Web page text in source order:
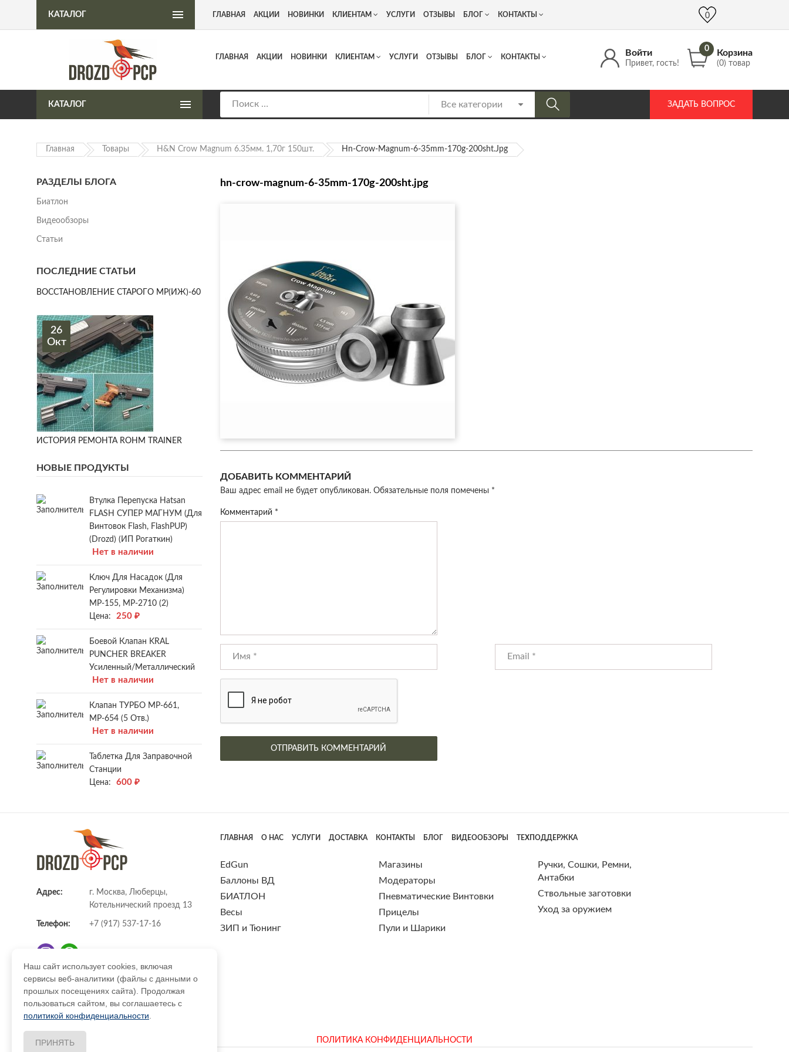
Интернет-магазин пневматического оружия Адрес: г. Москва, Люберцы, Котельнический проезд 13 +7 (917) 537 17 16 info@DrozdPcp.ru
Войти
Привет, гость!
0 Корзина
(0) товар
ГЛАВНАЯ АКЦИИ НОВИНКИ КЛИЕНТАМ УСЛУГИ ОТЗЫВЫ БЛОГ КОНТАКТЫ
КАТАЛОГ ЗАДАТЬ ВОПРОС
КАТАЛОГ ГЛАВНАЯ АКЦИИ НОВИНКИ КЛИЕНТАМ УСЛУГИ ОТЗЫВЫ БЛОГ КОНТАКТЫ 0
Главная Товары H&N Crow Magnum 6.35мм. 1,70г 150шт. Hn-Crow-Magnum-6-35mm-170g-200sht.jpg
hn-crow-magnum-6-35mm-170g-200sht.jpg
ДОБАВИТЬ КОММЕНТАРИЙ
Ваш адрес email не будет опубликован. Обязательные поля помечены *
Комментарий *
РАЗДЕЛЫ БЛОГА
Биатлон
Видеообзоры
Статьи
ПОСЛЕДНИЕ СТАТЬИ
ВОССТАНОВЛЕНИЕ СТАРОГО МР(ИЖ)-60
26
Окт
ИСТОРИЯ РЕМОНТА ROHM TRAINER
НОВЫЕ ПРОДУКТЫ
Втулка Перепуска Hatsan
FLASH СУПЕР МАГНУМ (для
Винтовок Flash, FlashPUP)
(Drozd) (ИП Рогаткин)
Нет в наличии
Ключ Для Насадок (для
Регулировки Механизма)
МР-155, МР-2710 (2)
Цена:
250 ₽
Боевой Клапан KRAL
PUNCHER BREAKER
Усиленный/металлический
Нет в наличии
Клапан ТУРБО МР-661,
МР-654 (5 Отв.)
Нет в наличии
Таблетка Для Заправочной
Станции
Цена:
600 ₽
Адрес:
г. Москва, Люберцы,
Котельнический проезд 13
Телефон: +7 (917) 537-17-16
E-mail: info@DrozdPcp.ru
ГЛАВНАЯ О НАС УСЛУГИ ДОСТАВКА КОНТАКТЫ БЛОГ ВИДЕООБЗОРЫ ТЕХПОДДЕРЖКА
EdGun
Баллоны ВД
БИАТЛОН
Весы
ЗИП и Тюнинг
Магазины
Модераторы
Пневматические Винтовки
Прицелы
Пули и Шарики
Ручки, Сошки, Ремни,
Антабки
Ствольные заготовки
Уход за оружием
ПОЛИТИКА КОНФИДЕНЦИАЛЬНОСТИ
Наш сайт использует cookies, включая
сервисы веб-аналитики (файлы с данными о
прошлых посещениях сайта). Продолжая
пользоваться сайтом, вы соглашаетесь с
политикой конфиденциальности
ПРИНЯТЬ